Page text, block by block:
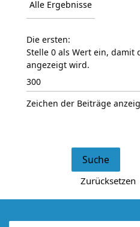
Die ersten:
Stelle 0 als Wert ein, damit
angezeigt wird.
Zeichen der Beiträge